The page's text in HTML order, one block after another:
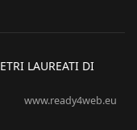
LAUREATI DI
www.ready4web.eu